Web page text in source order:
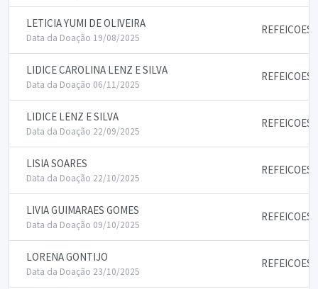
LETICIA YUMI DE OLIVEIRA
Data da Doação 19/08/2025
REFEICOES
LIDICE CAROLINA LENZ E SILVA
Data da Doação 06/11/2025
REFEICOES
LIDICE LENZ E SILVA
Data da Doação 22/09/2025
REFEICOES
LISIA SOARES
Data da Doação 22/10/2025
REFEICOES
LIVIA GUIMARAES GOMES
Data da Doação 09/10/2025
REFEICOES
LORENA GONTIJO
Data da Doação 23/10/2025
REFEICOES